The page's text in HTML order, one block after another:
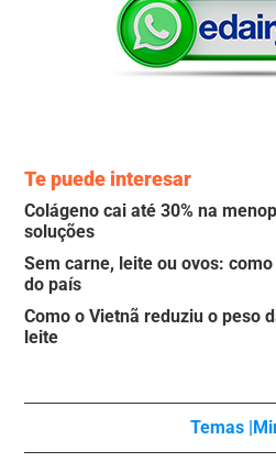
Te puede interesar
Colágeno cai até 30% na
soluções
Sem carne, leite ou ovos:
do país
Como o Vietnã reduziu o peso
leite
Temas |